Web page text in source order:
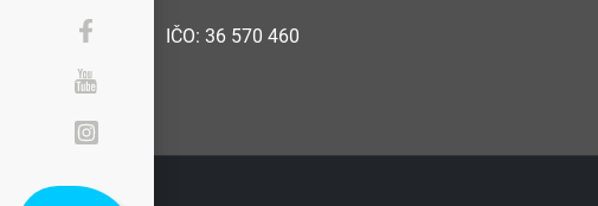
IČO: 36 570 460